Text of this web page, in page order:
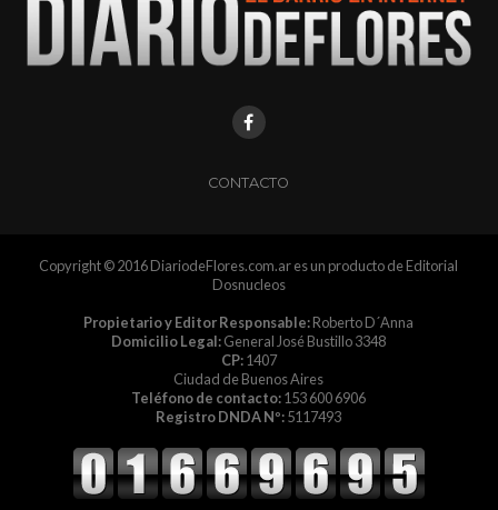
CONTACTO
Copyright © 2016 DiariodeFlores.com.ar es un producto de Editorial
Dosnucleos
Propietario y Editor Responsable:Roberto D´Anna
Domicilio Legal:General José Bustillo 3348
CP:1407
Ciudad de Buenos Aires
Teléfono de contacto:153 600 6906
Registro DNDA Nº:5117493